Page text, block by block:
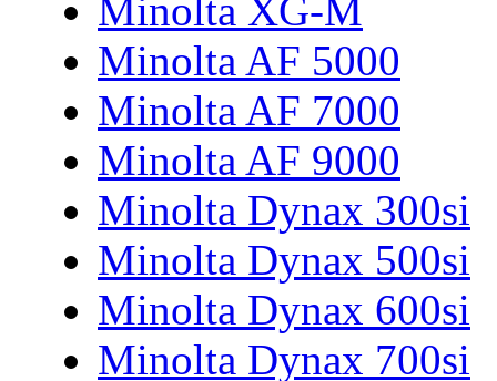
Minolta XG-M
Minolta AF 5000
Minolta AF 7000
Minolta AF 9000
Minolta Dynax 300si
Minolta Dynax 500si
Minolta Dynax 600si
Minolta Dynax 700si